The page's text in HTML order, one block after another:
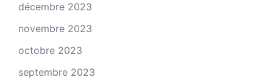
décembre 2023
novembre 2023
octobre 2023
septembre 2023